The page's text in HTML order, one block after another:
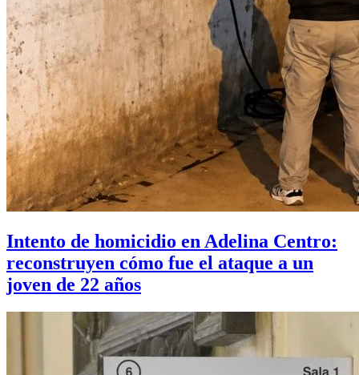
Intento de homicidio en Adelina Centro:
reconstruyen cómo fue el ataque a un
joven de 22 años